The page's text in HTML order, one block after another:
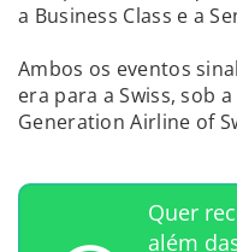
a Business Class e a
Ambos os eventos
era para a Swiss, sob
Generation Airline of
Quer
além